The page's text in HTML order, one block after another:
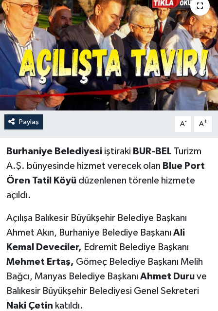
Paylaş A- A+
Burhaniye Belediyesiiştiraki BUR-BEL Turizm
A.Ş. bünyesinde hizmet verecek olan Blue Port
Ören Tatil Köyüdüzenlenen törenle hizmete
açıldı.
Açılışa Balıkesir Büyükşehir Belediye Başkanı
Ahmet Akın, Burhaniye Belediye Başkanı Ali
Kemal Deveciler, Edremit Belediye Başkanı
Mehmet Ertaş, Gömeç Belediye Başkanı Melih
Bağcı, Manyas Belediye Başkanı Ahmet Duruve
Balıkesir Büyükşehir Belediyesi Genel Sekreteri
Naki Çetin katıldı.